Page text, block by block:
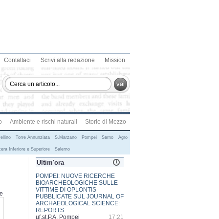
Contattaci Scrivi alla redazione Mission
vai
Ambiente e rischi naturali Storie di Mezzo
Torre Annunziata S.Marzano Pompei Sarno Agro
Inferiore e Superiore Salerno
Ultim'ora
MISS SUD 2026 AL VIA: DA
CORLETO MONFORTE IL TOUR
CHE CONDURRÀ ALLA FINALE
DI ROCCADASPIDE
SILVIA DE CESARE
15:25
ECSTATIC POMPEII, LA CITTA'